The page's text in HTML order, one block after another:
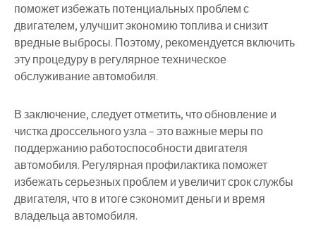
поможет избежать потенциальных проблем с
двигателем, улучшит экономию топлива и снизит
вредные выбросы. Поэтому, рекомендуется включить
эту процедуру в регулярное техническое
обслуживание автомобиля.
В заключение, следует отметить, что обновление и
чистка дроссельного узла – это важные меры по
поддержанию работоспособности двигателя
автомобиля. Регулярная профилактика поможет
избежать серьезных проблем и увеличит срок службы
двигателя, что в итоге сэкономит деньги и время
владельца автомобиля.